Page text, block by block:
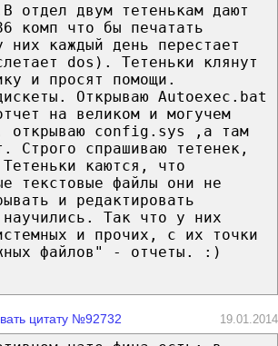
отдел двум тетенькам дают
комп что бы печатать
каждый день перестает
dos). Тетеньки клянут
и просят помощи.
Открываю Autoexec.bat
на великом и могучем
открываю config.sys ,а там
Строго спрашиваю тетенек,
каются, что
текстовые файлы они не
и редактировать
научились. Так что у них
и прочих, с их точки
файлов" - отчеты. :)
цитату №92732 19.01.2014